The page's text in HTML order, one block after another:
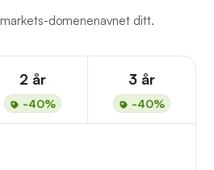
domenenavnet ditt.
2 år
-40%
3 år
-40%